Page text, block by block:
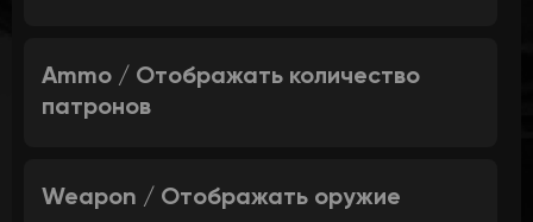
Ammo / Отображать количество
патронов
Weapon / Отображать оружие